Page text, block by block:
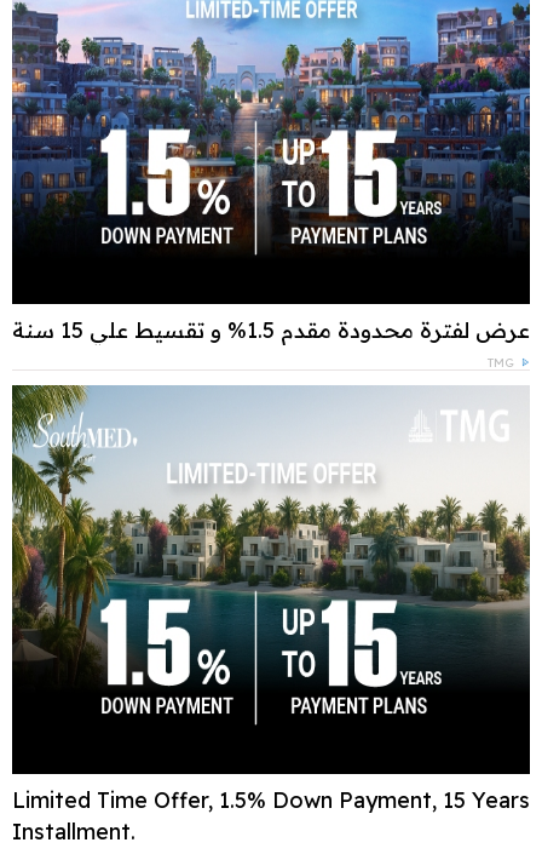
عرض لفترة محدودة مقدم 1.5% و تقسيط علي 15 سنة
TMG
Limited Time Offer, 1.5% Down Payment, 15 Years
Installment.